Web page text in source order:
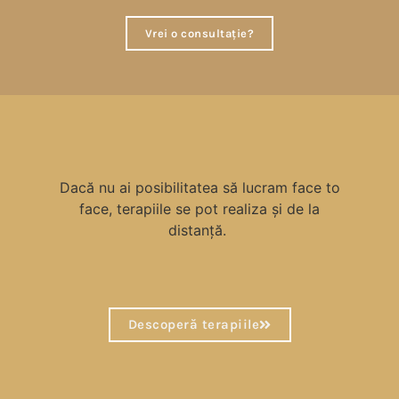
Vrei o consultație?
Dacă nu ai posibilitatea să lucram face to
face, terapiile se pot realiza și de la
distanță.
Descoperă terapiile